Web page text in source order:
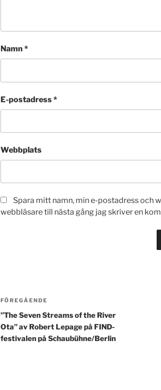
Namn *
E-postadress*
Webbplats
Spara mitt namn, min e-postadress och
webbläsare till nästa gång jag skriver en
Inläggsnavigering
Föregående
inlägg
FÖREGÅENDE
”The Seven Streams of the River
Ota” av Robert Lepage på FIND-
festivalen på Schaubühne/Berlin